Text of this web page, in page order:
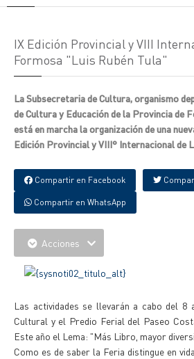
IX Edición Provincial y VIII
Formosa "Luis Rubén Tula"
La Subsecretaria de Cultura, organismo
de Cultura y Educación de la Provincia de
está en marcha la organización de una
Edición Provincial y VIII° Internacional de
Compartir en Facebook
Compartir en WhatsApp
Acciones
Las actividades se llevarán a cabo del 8
Cultural y el Predio Ferial del Paseo
Este año el Lema: "Más Libro, mayor
Como es de saber la Feria distingue en